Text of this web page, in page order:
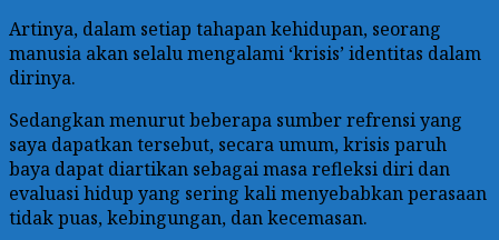
Artinya, dalam setiap tahapan kehidupan, seorang
manusia akan selalu mengalami ‘krisis’ identitas dalam
dirinya.
Sedangkan menurut beberapa sumber refrensi yang
saya dapatkan tersebut, secara umum, krisis paruh
baya dapat diartikan sebagai masa refleksi diri dan
evaluasi hidup yang sering kali menyebabkan perasaan
tidak puas, kebingungan, dan kecemasan.